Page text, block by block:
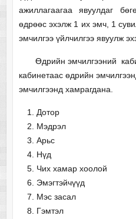
ажиллагаагаа явуулдаг
өдрөөс эхэлж 1 их эмч, 1
эмчилгээ үйлчилгээ явуулж
Өдрийн эмчилгээний
кабинетаас өдрийн
эмчилгээнд хамрагдана.
Дотор
Мэдрэл
Арьс
Нүд
Чих хамар хоолой
Эмэгтэйчүүд
Мэс засал
Гэмтэл